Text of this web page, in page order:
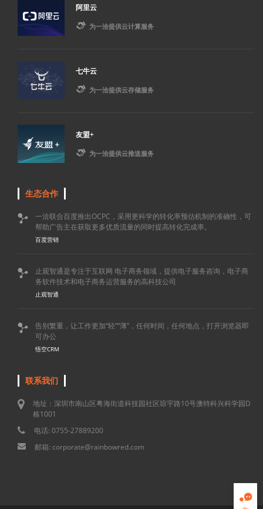
阿里云
 为一洽提供云计算服务
七牛云
 为一洽提供云存储服务
友盟+
 为一洽提供云推送服务
生态合作

一洽联合百度推出OCPC，采用更科学的转化率预估机制的准确性，可
帮助广告主在获取更多优质流量的同时提高转化完成率。
百度营销

止观智通是专注于互联网 电子商务领域，提供电子服务咨询，电子商
务软件技术和电子商务运营服务的高科技公司
止观智通

告别繁重，让工作更加“轻”“薄”，任何时间，任何地点，打开浏览器即
可办公
悟空CRM
联系我们
地址：深圳市南山区粤海街道科技园社区琼宇路10号澳特科兴科学园D
栋1001
电话: 0755-27889200
邮箱: corporate@rainbowred.com
